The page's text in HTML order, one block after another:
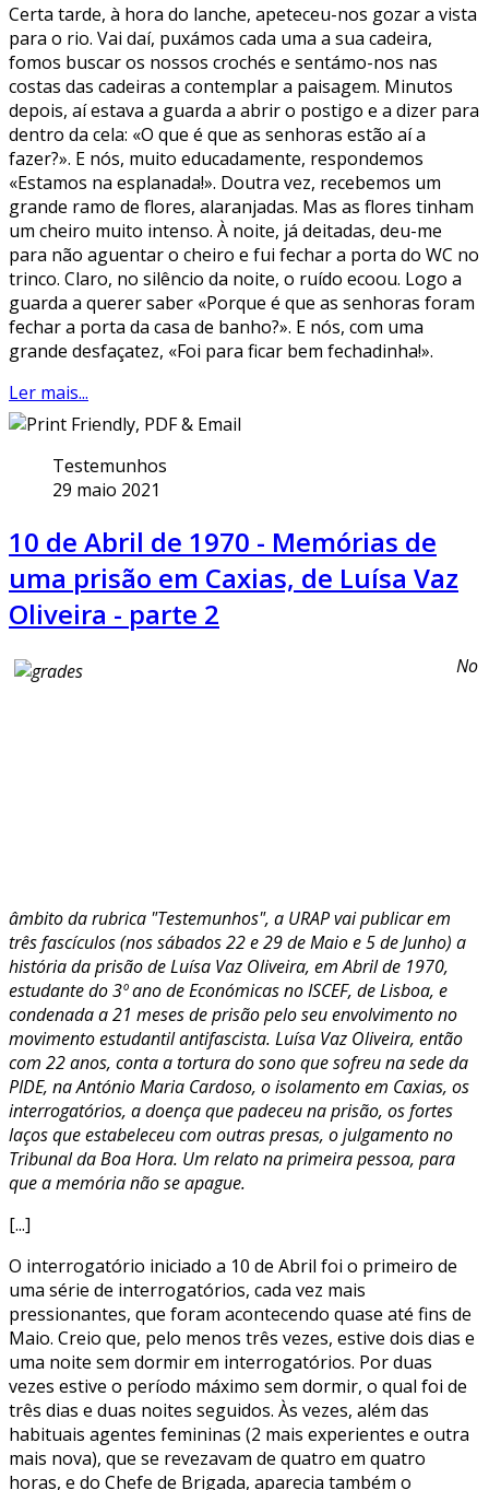
Certa tarde, à hora do lanche, apeteceu-nos gozar a vista
para o rio. Vai daí, puxámos cada uma a sua cadeira,
fomos buscar os nossos crochés e sentámo-nos nas
costas das cadeiras a contemplar a paisagem. Minutos
depois, aí estava a guarda a abrir o postigo e a dizer para
dentro da cela: «O que é que as senhoras estão aí a
fazer?». E nós, muito educadamente, respondemos
«Estamos na esplanada!». Doutra vez, recebemos um
grande ramo de flores, alaranjadas. Mas as flores tinham
um cheiro muito intenso. À noite, já deitadas, deu-me
para não aguentar o cheiro e fui fechar a porta do WC no
trinco. Claro, no silêncio da noite, o ruído ecoou. Logo a
guarda a querer saber «Porque é que as senhoras foram
fechar a porta da casa de banho?». E nós, com uma
grande desfaçatez, «Foi para ficar bem fechadinha!».
Ler mais...
Testemunhos
29 maio 2021
10 de Abril de 1970 - Memórias de
uma prisão em Caxias, de Luísa Vaz
Oliveira - parte 2
No
âmbito da rubrica "Testemunhos", a URAP vai publicar em
três fascículos (nos sábados 22 e 29 de Maio e 5 de Junho) a
história da prisão de Luísa Vaz Oliveira, em Abril de 1970,
estudante do 3º ano de Económicas no ISCEF, de Lisboa, e
condenada a 21 meses de prisão pelo seu envolvimento no
movimento estudantil antifascista. Luísa Vaz Oliveira, então
com 22 anos, conta a tortura do sono que sofreu na sede da
PIDE, na António Maria Cardoso, o isolamento em Caxias, os
interrogatórios, a doença que padeceu na prisão, os fortes
laços que estabeleceu com outras presas, o julgamento no
Tribunal da Boa Hora. Um relato na primeira pessoa, para
que a memória não se apague.
[...]
O interrogatório iniciado a 10 de Abril foi o primeiro de
uma série de interrogatórios, cada vez mais
pressionantes, que foram acontecendo quase até fins de
Maio. Creio que, pelo menos três vezes, estive dois dias e
uma noite sem dormir em interrogatórios. Por duas
vezes estive o período máximo sem dormir, o qual foi de
três dias e duas noites seguidos. Às vezes, além das
habituais agentes femininas (2 mais experientes e outra
mais nova), que se revezavam de quatro em quatro
horas, e do Chefe de Brigada, aparecia também o